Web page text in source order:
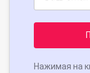
Нажимая на